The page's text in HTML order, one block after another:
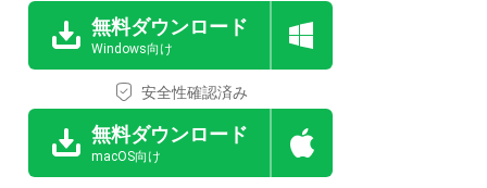
無料ダウンロード
Windows向け
安全性確認済み
無料ダウンロード
macOS向け